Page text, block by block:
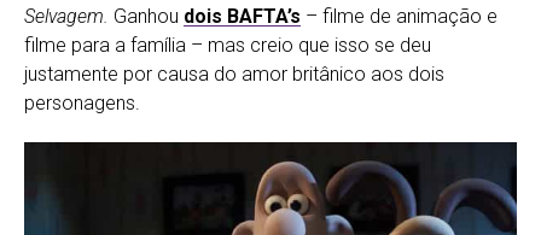
Selvagem. Ganhou dois BAFTA’s – filme de animação e
filme para a família – mas creio que isso se deu
justamente por causa do amor britânico aos dois
personagens.